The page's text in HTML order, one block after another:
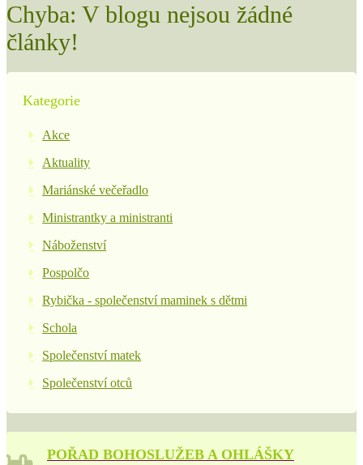
Chyba: V blogu nejsou žádné
články!
Kategorie
Akce
Aktuality
Mariánské večeřadlo
Ministrantky a ministranti
Náboženství
Pospolčo
Rybička - společenství maminek s dětmi
Schola
Společenství matek
Společenství otců
POŘAD BOHOSLUŽEB A OHLÁŠKY